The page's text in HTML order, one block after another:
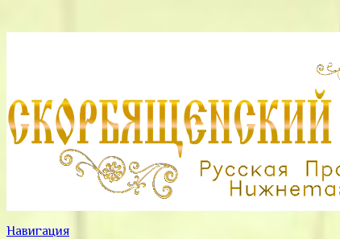
Навигация